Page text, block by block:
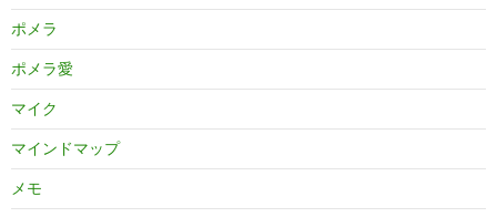
ポメラ
ポメラ愛
マイク
マインドマップ
メモ